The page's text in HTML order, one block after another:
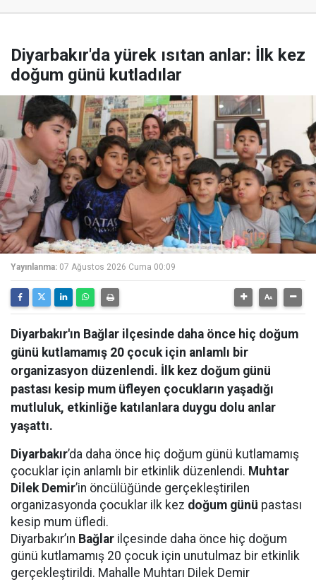
Diyarbakır'da yürek ısıtan anlar: İlk kez
doğum günü kutladılar
Yayınlanma: 07 Ağustos 2026 Cuma 00:09
Diyarbakır'ın Bağlar ilçesinde daha önce hiç doğum
günü kutlamamış 20 çocuk için anlamlı bir
organizasyon düzenlendi. İlk kez doğum günü
pastası kesip mum üfleyen çocukların yaşadığı
mutluluk, etkinliğe katılanlara duygu dolu anlar
yaşattı.
Diyarbakır’da daha önce hiç doğum günü kutlamamış
çocuklar için anlamlı bir etkinlik düzenlendi. Muhtar
Dilek Demir’in öncülüğünde gerçekleştirilen
organizasyonda çocuklar ilk kez doğum günü pastası
kesip mum üfledi.
Diyarbakır’ın Bağlar ilçesinde daha önce hiç doğum
günü kutlamamış 20 çocuk için unutulmaz bir etkinlik
gerçekleştirildi. Mahalle Muhtarı Dilek Demir